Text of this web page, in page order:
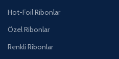
Hot-Foil Ribonlar
Özel Ribonlar
Renkli Ribonlar